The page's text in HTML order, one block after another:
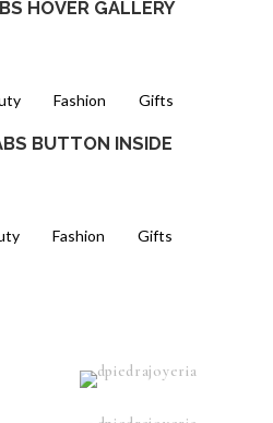
HOVER GALLERY
Fashion Gifts
BUTTON INSIDE
Fashion Gifts